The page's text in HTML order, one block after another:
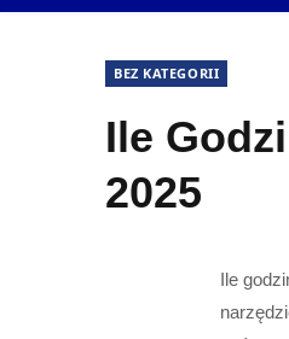
BEZ KATEGORII
Ile
2025
Ile